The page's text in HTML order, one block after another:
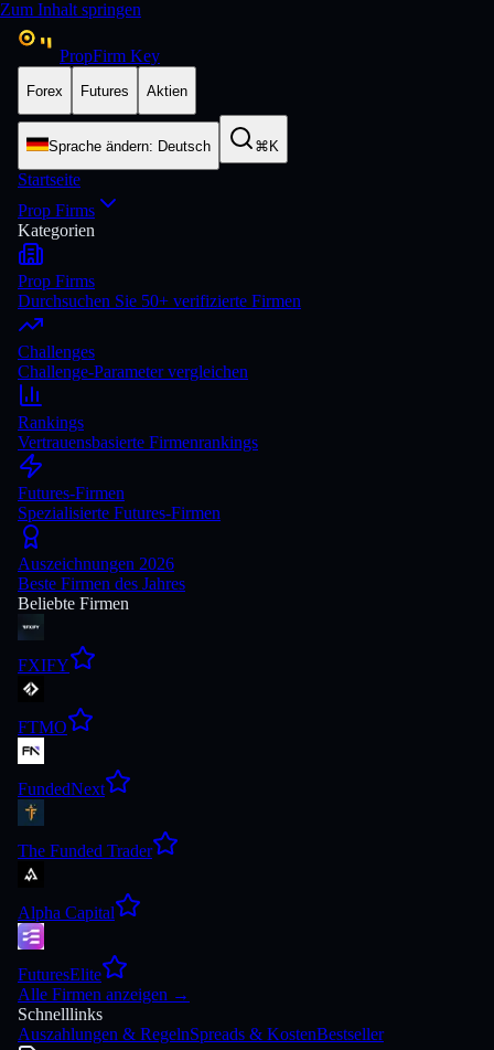
Zum Inhalt springen
PropFirm Key
Forex Futures Aktien
Sprache ändern: Deutsch ⌘K
Startseite
Prop Firms
Kategorien
Prop Firms
Durchsuchen Sie 50+ verifizierte Firmen
Challenges
Challenge-Parameter vergleichen
Rankings
Vertrauensbasierte Firmenrankings
Futures-Firmen
Spezialisierte Futures-Firmen
Auszeichnungen 2026
Beste Firmen des Jahres
Beliebte Firmen
FXIFY
FTMO
FundedNext
The Funded Trader
Alpha Capital
FuturesElite
Alle Firmen anzeigen →
Schnelllinks
Auszahlungen & RegelnSpreads & KostenBestseller